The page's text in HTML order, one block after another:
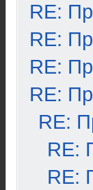
RE:
RE:
RE:
RE:
RE:
RE:
RE: